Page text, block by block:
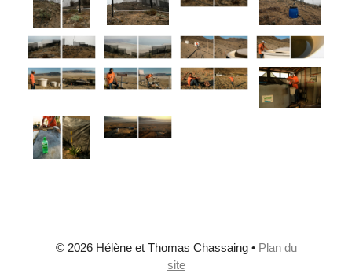
© 2026 Hélène et Thomas Chassaing• Plan du
site